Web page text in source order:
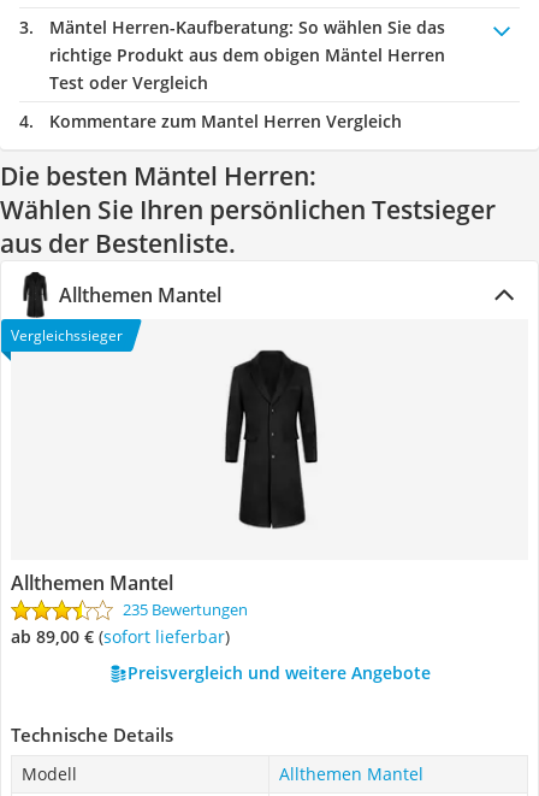
Mäntel Herren-Kaufberatung: So wählen Sie das
richtige Produkt aus dem obigen Mäntel Herren
Test oder Vergleich
Kommentare zum Mantel Herren Vergleich
Die besten Mäntel Herren:
Wählen Sie Ihren persönlichen Testsieger
aus der Bestenliste.
Allthemen Mantel
Vergleichssieger
Allthemen Mantel
235 Bewertungen
ab 89,00 € ( Sofort lieferbar)
Preisvergleich und weitere Angebote
Technische Details
Modell Allthemen Mantel